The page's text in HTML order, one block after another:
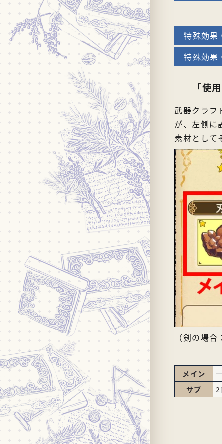
「使
武器クラフ
が、左側に
素材として
（剣の場
メイン
サブ
2